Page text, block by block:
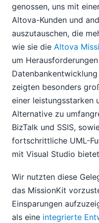
genossen, uns mit
Altova-Kunden und
auszutauschen, die
wie sie die Altova
um
zeigten besonders
einer leistungsstarken
Alternative zu
BizTalk und SSIS,
fortschrittliche UML-
mit Visual Studio
Wir nutzten diese
das MissionKit
Einsparungen
als eine integrierte